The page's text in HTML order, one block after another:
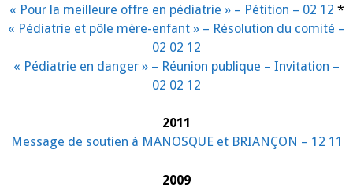
« Pour la meilleure offre en pédiatrie » – Pétition – 02 12 *
« Pédiatrie et pôle mère-enfant » – Résolution du comité –
02 02 12
« Pédiatrie en danger » – Réunion publique – Invitation –
02 02 12
2011
Message de soutien à MANOSQUE et BRIANÇON – 12 11
2009